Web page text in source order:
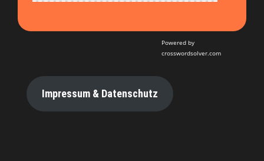
Powered by
crosswordsolver.com
Impressum & Datenschutz